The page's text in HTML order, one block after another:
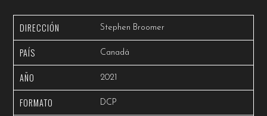
DIRECCIÓN Stephen Broomer
PAÍS Canadá
AÑO 2021
FORMATO DCP